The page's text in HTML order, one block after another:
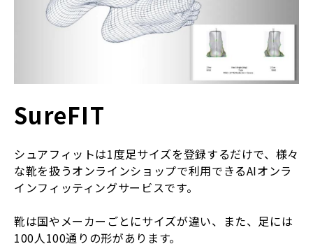
SureFIT
シュアフィットは1度足サイズを登録するだけで、様々
な靴を扱うオンラインショップで利用できるAIオンラ
インフィッティングサービスです。
靴は国やメーカーごとにサイズが違い、また、足には
100人100通りの形があります。